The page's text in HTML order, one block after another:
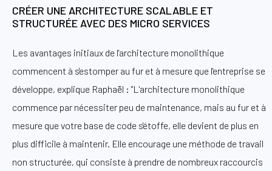
CRÉER UNE ARCHITECTURE SCALABLE ET
STRUCTURÉE AVEC DES MICRO SERVICES
Les avantages initiaux de l'architecture monolithique
commencent à s'estomper au fur et à mesure que l'entreprise se
développe, explique Raphaël : "L'architecture monolithique
commence par nécessiter peu de maintenance, mais au fur et à
mesure que votre base de code s'étoffe, elle devient de plus en
plus difficile à maintenir. Elle encourage une méthode de travail
non structurée, qui consiste à prendre de nombreux raccourcis